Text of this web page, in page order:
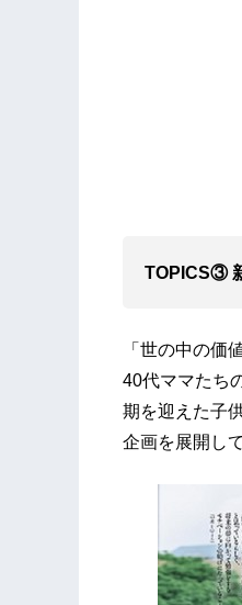
TOPICS③
「世の中の価
40代ママたち
期を迎えた子
企画を展開し